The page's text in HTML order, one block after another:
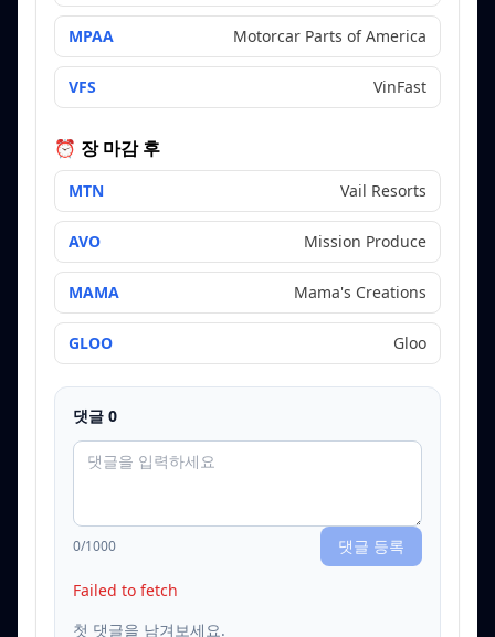
MPAA Motorcar Parts of America
VFS VinFast
⏰ 장 마감 후
MTN Vail Resorts
AVO Mission Produce
MAMA Mama's Creations
GLOO Gloo
댓글 0
0/1000 댓글 등록
Failed to fetch
첫 댓글을 남겨보세요.